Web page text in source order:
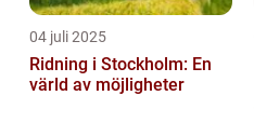
04 juli 2025
Ridning i Stockholm: En
värld av möjligheter